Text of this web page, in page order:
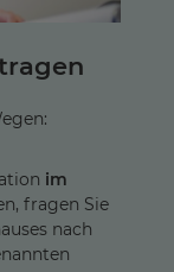
im
fragen Sie
nach